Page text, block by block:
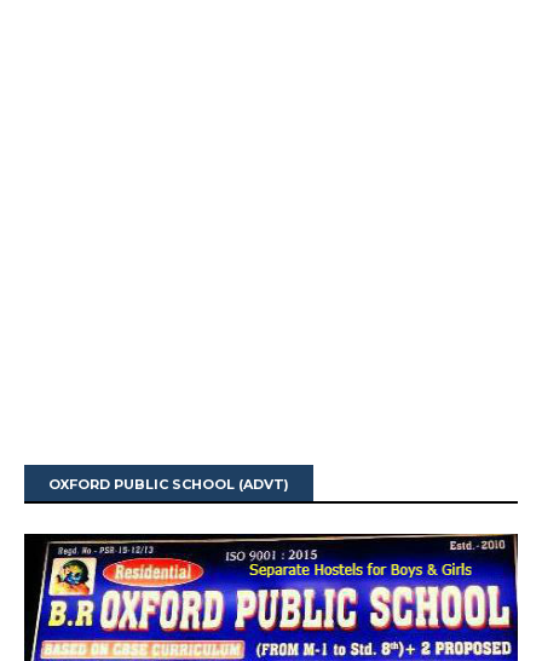
OXFORD PUBLIC SCHOOL (ADVT)